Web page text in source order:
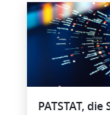
Bild
PATSTAT,